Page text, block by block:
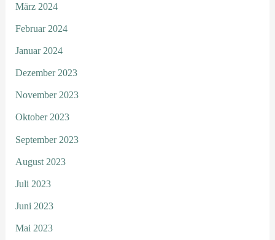
März 2024
Februar 2024
Januar 2024
Dezember 2023
November 2023
Oktober 2023
September 2023
August 2023
Juli 2023
Juni 2023
Mai 2023